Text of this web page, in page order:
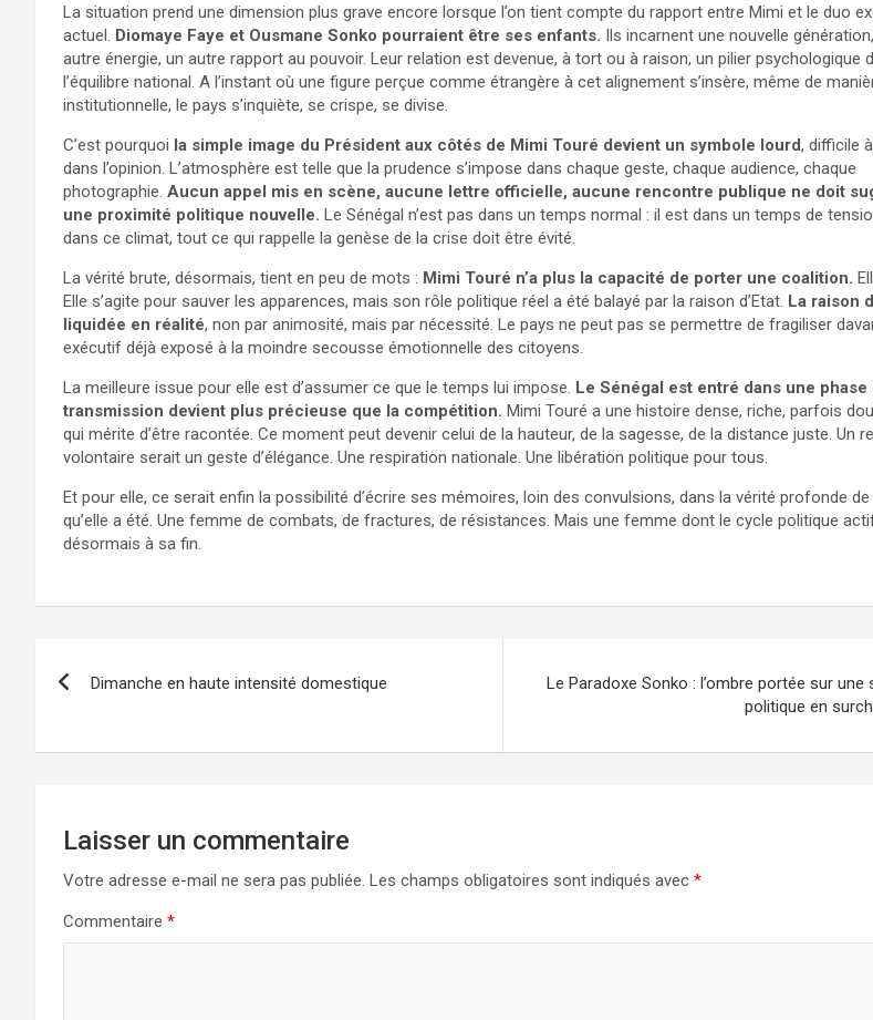
La situation prend une dimension plus grave encore lorsque l’on tient compte du rapport entre Mimi et le duo
actuel. Diomaye Faye et Ousmane Sonko pourraient être ses enfants. Ils incarnent une nouvelle
autre énergie, un autre rapport au pouvoir. Leur relation est devenue, à tort ou à raison, un pilier psychologique
l’équilibre national. A l’instant où une figure perçue comme étrangère à cet alignement s’insère, même de
institutionnelle, le pays s’inquiète, se crispe, se divise.
C’est pourquoi la simple image du Président aux côtés de Mimi Touré devient un symbole lourd, difficile
dans l’opinion. L’atmosphère est telle que la prudence s’impose dans chaque geste, chaque audience, chaque
photographie. Aucun appel mis en scène, aucune lettre officielle, aucune rencontre publique ne doit
une proximité politique nouvelle. Le Sénégal n’est pas dans un temps normal : il est dans un temps de
dans ce climat, tout ce qui rappelle la genèse de la crise doit être évité.
La vérité brute, désormais, tient en peu de mots : Mimi Touré n’a plus la capacité de porter une coalition.
Elle s’agite pour sauver les apparences, mais son rôle politique réel a été balayé par la raison d’Etat. La raison
liquidée en réalité, non par animosité, mais par nécessité. Le pays ne peut pas se permettre de fragiliser
exécutif déjà exposé à la moindre secousse émotionnelle des citoyens.
La meilleure issue pour elle est d’assumer ce que le temps lui impose. Le Sénégal est entré dans une phase
transmission devient plus précieuse que la compétition. Mimi Touré a une histoire dense, riche, parfois
qui mérite d’être racontée. Ce moment peut devenir celui de la hauteur, de la sagesse, de la distance juste. Un
volontaire serait un geste d’élégance. Une respiration nationale. Une libération politique pour tous.
Et pour elle, ce serait enfin la possibilité d’écrire ses mémoires, loin des convulsions, dans la vérité profonde de
qu’elle a été. Une femme de combats, de fractures, de résistances. Mais une femme dont le cycle politique
désormais à sa fin.
l’article
Dimanche en haute intensité domestique
Le Paradoxe Sonko : l’ombre portée sur une
politique en
Laisser un commentaire
Votre adresse e-mail ne sera pas publiée. Les champs obligatoires sont indiqués avec *
Commentaire *